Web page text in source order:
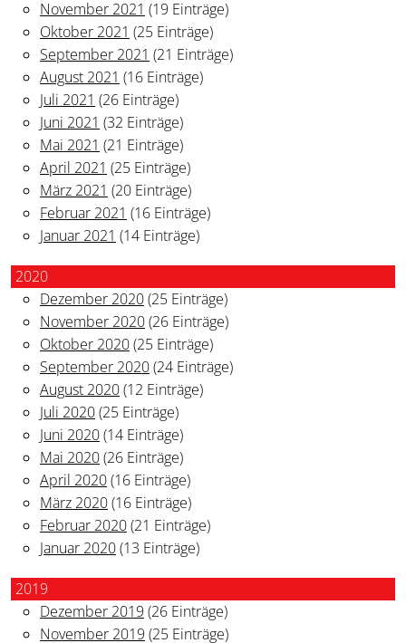
November 2021 (19 Einträge)
Oktober 2021 (25 Einträge)
September 2021 (21 Einträge)
August 2021 (16 Einträge)
Juli 2021 (26 Einträge)
Juni 2021 (32 Einträge)
Mai 2021 (21 Einträge)
April 2021 (25 Einträge)
März 2021 (20 Einträge)
Februar 2021 (16 Einträge)
Januar 2021 (14 Einträge)
2020
Dezember 2020(25 Einträge)
November 2020(26 Einträge)
Oktober 2020(25 Einträge)
September 2020(24 Einträge)
August 2020(12 Einträge)
Juli 2020(25 Einträge)
Juni 2020(14 Einträge)
Mai 2020(26 Einträge)
April 2020(16 Einträge)
März 2020(16 Einträge)
Februar 2020(21 Einträge)
Januar 2020(13 Einträge)
2019
Dezember 2019 (26 Einträge)
November 2019 (25 Einträge)